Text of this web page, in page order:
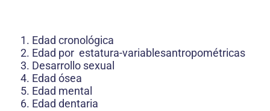
Edad cronológica
Edad por estatura-variablesantropométricas
Desarrollo sexual
Edad ósea
Edad mental
Edad dentaria